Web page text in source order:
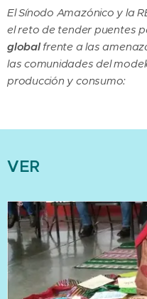
El Sínodo Amazónico y la
el reto de tender puentes
globalfrente a las
las comunidades del
producción y consumo:
VER